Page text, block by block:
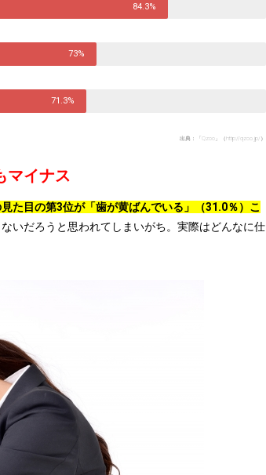
84.3%
73%
71.3%
出典：「Qzoo」（http://qzoo.jp/）
マイナス
た目の第3位が「歯が黄ばんでいる」（31.0％）こ
いだろうと思われてしまいがち。実際はどんなに仕